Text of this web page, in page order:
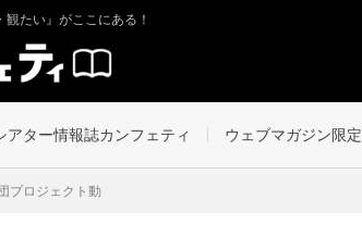
たい』がここにある！
アター情報誌カンフェティ ウェブマガジン限定
プロジェクト動